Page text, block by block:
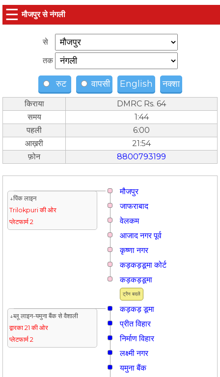
☰ मौजपुर से नंगली
से
तक
रुट वापसी English नक्शा
किराया
DMRC Rs. 64
समय
1:44
पहली
6:00
आख़री
21:54
फ़ोन
8800793199
मौजपुर
↓पिंक लाइन
Trilokpuri की ओर
प्लेटफार्म 2
जाफराबाद
वेलकम
आजाद नगर पूर्व
कृष्णा नगर
कड़कड़डूमा कोर्ट
ट्रैन बदलें
कड़कड़डूमा
कड़कड़ डूमा
↓ब्लू लाइन-यमुना बैंक से वैशाली
द्वारका 21 की ओर
प्लेटफार्म 2
प्रीत विहार
निर्माण विहार
लक्ष्मी नगर
यमुना बैंक